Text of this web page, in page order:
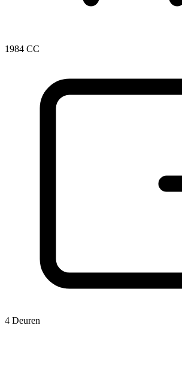
1984 CC
4 Deuren